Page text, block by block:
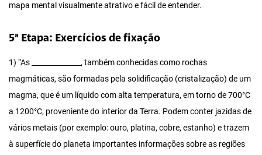
mapa mental visualmente atrativo e fácil de entender.
5ª Etapa: Exercícios de fixação
1) “As ______________, também conhecidas como rochas
magmáticas, são formadas pela solidificação (cristalização) de um
magma, que é um líquido com alta temperatura, em torno de 700°C
a 1200°C, proveniente do interior da Terra. Podem conter jazidas de
vários metais (por exemplo: ouro, platina, cobre, estanho) e trazem
à superfície do planeta importantes informações sobre as regiões